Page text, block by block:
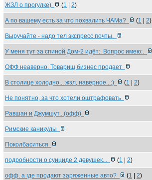
ЖЗЛ о прогулке) (1 2)
А по вашему есть за что похвалить ЧАМа? (1 2)
Выручайте - надо тел экспресс почты.
У меня тут за спиной Дом-2 идёт:. Вопрос имею:.
ОФФ неаверно. Товарищ бизнес продает
В столице холодно... жзл, наверное...:) (1 2)
Не понятно, за что хотели оштрафовать
Равшан и Джумшут...(офф)
Римские каникулы
Поколбаситься
подробности о суициде 2 девушек... (1 2)
офф. а где продают заряженные авто? (1 2)